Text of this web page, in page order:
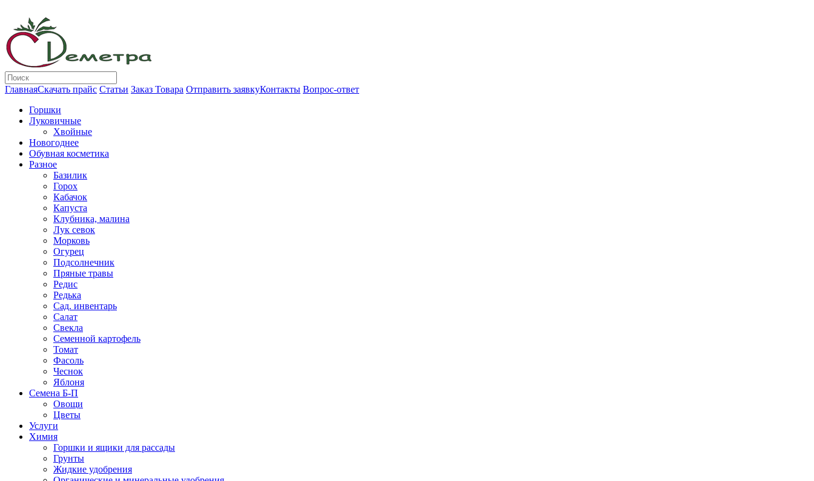
ГлавнаяСкачать прайс Статьи Заказ Товара Отправить заявкуКонтакты Вопрос-ответ
Горшки
Луковичные
Хвойные
Новогоднее
Обувная косметика
Разное
Базилик
Горох
Кабачок
Капуста
Клубника, малина
Лук севок
Морковь
Огурец
Подсолнечник
Пряные травы
Редис
Редька
Сад. инвентарь
Салат
Свекла
Семенной картофель
Томат
Фасоль
Чеснок
Яблоня
Семена Б-П
Овощи
Цветы
Услуги
Химия
Горшки и ящики для рассады
Грунты
Жидкие удобрения